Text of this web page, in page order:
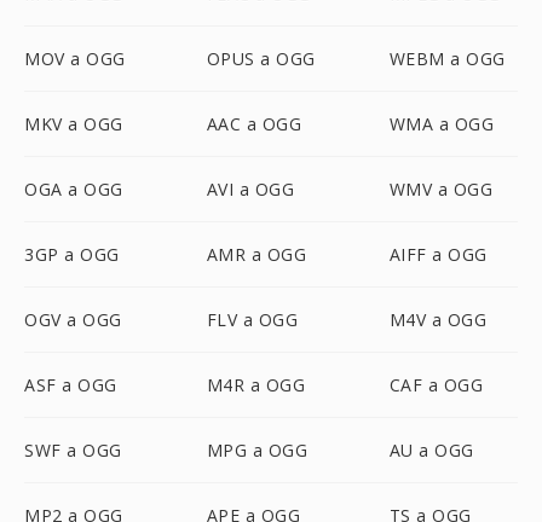
MOV a OGG OPUS a OGG WEBM a OGG
MKV a OGG AAC a OGG WMA a OGG
OGA a OGG AVI a OGG WMV a OGG
3GP a OGG AMR a OGG AIFF a OGG
OGV a OGG FLV a OGG M4V a OGG
ASF a OGG M4R a OGG CAF a OGG
SWF a OGG MPG a OGG AU a OGG
MP2 a OGG APE a OGG TS a OGG